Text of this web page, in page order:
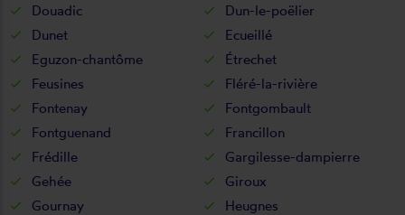
Douadic
Dun-le-poëlier
Dunet
Ecueillé
Eguzon-chantôme
Étrechet
Feusines
Fléré-la-rivière
Fontenay
Fontgombault
Fontguenand
Francillon
Frédille
Gargilesse-dampierre
Gehée
Giroux
Gournay
Heugnes